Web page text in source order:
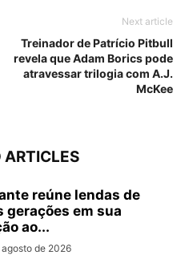
Next article
Treinador de Patrício Pitbull
revela que Adam Borics pode
atravessar trilogia com A.J.
McKee
ARTICLES
reúne lendas de
gerações em sua
ao...
agosto de 2026